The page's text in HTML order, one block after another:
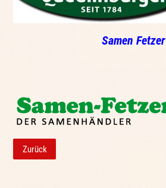
Samen Fetzer
Zurück